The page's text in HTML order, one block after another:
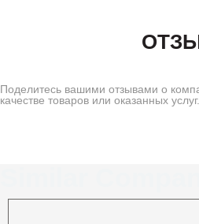
Поделитесь вашими отзывами о
качестве товаров или оказанных услуг.